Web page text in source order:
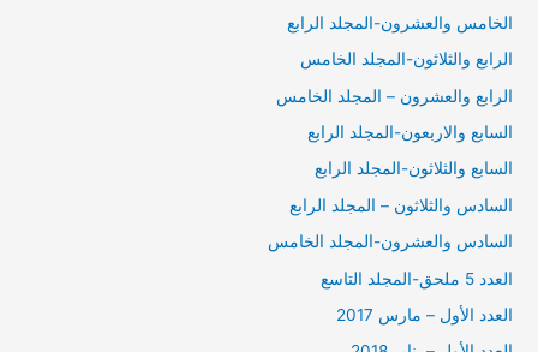
الخامس والعشرون-المجلد الرابع
الرابع والثلاثون-المجلد الخامس
الرابع والعشرون – المجلد الخامس
السابع والاربعون-المجلد الرابع
السابع والثلاثون-المجلد الرابع
السادس والثلاثون – المجلد الرابع
السادس والعشرون-المجلد الخامس
العدد 5 ملحق-المجلد التاسع
العدد الأول – مارس 2017